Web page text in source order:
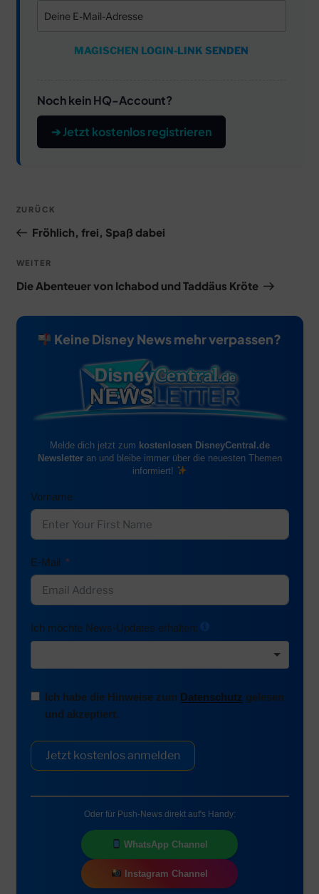
MAGISCHEN LOGIN-LINK SENDEN
Noch kein HQ-Account?
➔ Jetzt kostenlos registrieren
Beitragsnavigation
Vorheriger
Beitrag
ZURÜCK
Fröhlich, frei, Spaß dabei
Nächster
Beitrag
WEITER
Die Abenteuer von Ichabod und Taddäus Kröte
Keine Disney News mehr verpassen?
Melde dich jetzt zum kostenlosen DisneyCentral.de
Newsletteran und bleibe immer über die neuesten Themen
informiert!
Vorname
E-Mail
Ich möchte News-Updates erhalten:
Ich habe die Hinweise zum Datenschutz gelesen
und akzeptiert.
Jetzt kostenlos anmelden
Oder für Push-News direkt auf's Handy:
WhatsApp Channel
Instagram Channel